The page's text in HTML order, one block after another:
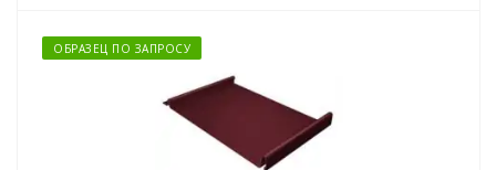
ОБРАЗЕЦ ПО ЗАПРОСУ